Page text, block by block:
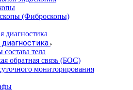
(Фиброcкопы)
тела
обратная связь (БОС)
мониторирования